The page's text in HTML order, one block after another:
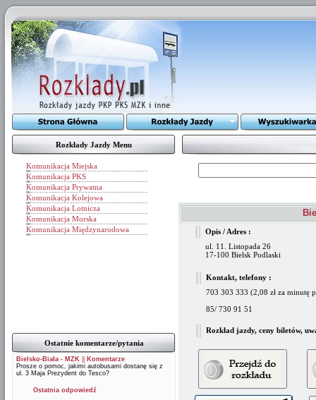
Rozkłady Jazdy Menu
Komunikacja Miejska
Komunikacja PKS
Komunikacja Prywatna
Komunikacja Kolejowa
Komunikacja Lotnicza
Komunikacja Morska
Komunikacja Międzynarodowa
Ostatnie komentarze/pytania
Bielsko-Biała - MZK
Komentarze
Prosze o pomoc, jakimi autobusami dostanę się z
ul. 3 Maja Prezydent do Tesco?
Ostatnia odpowiedź
Opis / Adres :
ul. 11. Listopada 26
17-100 Bielsk Podlaski
Kontakt, telefony :
703 303 333 (2,08 zł za minutę
85/ 730 91 51
Rozkład jazdy, ceny biletów,